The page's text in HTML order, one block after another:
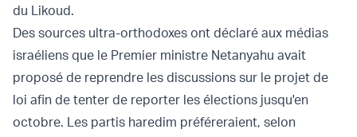
du Likoud.
Des sources ultra-orthodoxes ont déclaré aux médias
israéliens que le Premier ministre Netanyahu avait
proposé de reprendre les discussions sur le projet de
loi afin de tenter de reporter les élections jusqu'en
octobre. Les partis haredim préféreraient, selon